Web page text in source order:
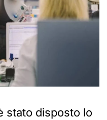
stato disposto lo